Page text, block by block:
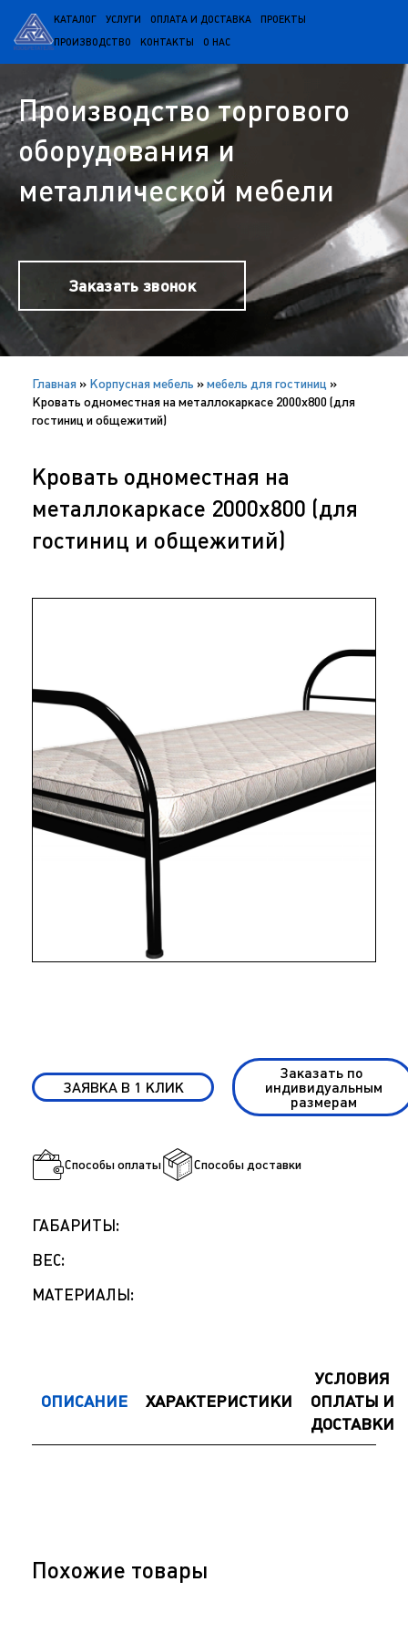
КАТАЛОГ УСЛУГИ ОПЛАТА И ДОСТАВКА ПРОЕКТЫ
ПРОИЗВОДСТВО КОНТАКТЫ О НАС
Производство торгового
оборудования и
металлической мебели
Заказать звонок
Главная » Корпусная мебель »мебель для гостиниц »
Кровать одноместная на металлокаркасе 2000х800 (для
гостиниц и общежитий)
Кровать одноместная на
металлокаркасе 2000х800 (для
гостиниц и общежитий)
ЗАЯВКА В 1 КЛИК
Заказать по
индивидуальным
размерам
Способы оплаты Способы доставки
ГАБАРИТЫ:
ВЕС:
МАТЕРИАЛЫ:
ОПИСАНИЕ ХАРАКТЕРИСТИКИ
УСЛОВИЯ
ОПЛАТЫ И
ДОСТАВКИ
Похожие товары